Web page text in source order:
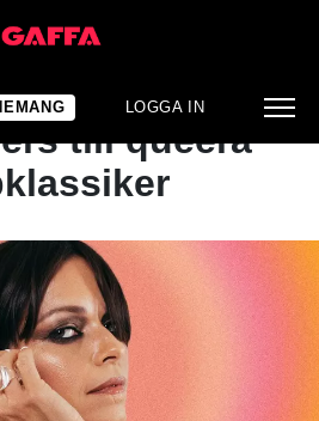
LOGGA IN
ARTIKEL
genom åren –
till queera